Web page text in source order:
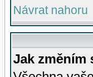
Návrat nahoru
Jak změním